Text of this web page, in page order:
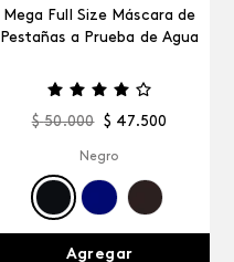
Mega Full Size Máscara de
Pestañas a Prueba de Agua
$ 50.000 $ 47.500
Negro
Agregar